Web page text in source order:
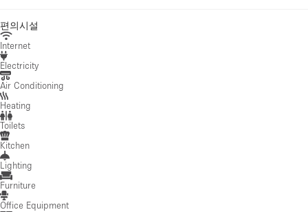
편의시설
Internet
Electricity
Air Conditioning
Heating
Toilets
Kitchen
Lighting
Furniture
Office Equipment